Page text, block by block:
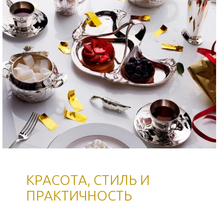
КРАСОТА, СТИЛЬ И
ПРАКТИЧНОСТЬ